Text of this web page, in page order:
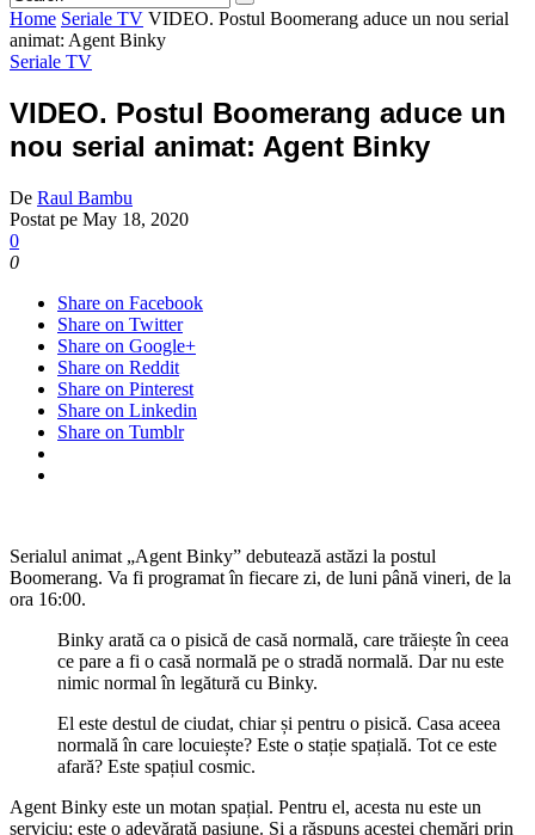
Home Seriale TV VIDEO. Postul Boomerang aduce un nou serial
animat: Agent Binky
Seriale TV
VIDEO. Postul Boomerang aduce un
nou serial animat: Agent Binky
De Raul Bambu
Postat pe May 18, 2020
0
0
Share on Facebook
Share on Twitter
Share on Google+
Share on Reddit
Share on Pinterest
Share on Linkedin
Share on Tumblr
Serialul animat „Agent Binky” debutează astăzi la postul
Boomerang. Va fi programat în fiecare zi, de luni până vineri, de la
ora 16:00.
Binky arată ca o pisică de casă normală, care trăiește în ceea
ce pare a fi o casă normală pe o stradă normală. Dar nu este
nimic normal în legătură cu Binky.
El este destul de ciudat, chiar și pentru o pisică. Casa aceea
normală în care locuiește? Este o stație spațială. Tot ce este
afară? Este spațiul cosmic.
Agent Binky este un motan spațial. Pentru el, acesta nu este un
serviciu; este o adevărată pasiune. Și a răspuns acestei chemări prin